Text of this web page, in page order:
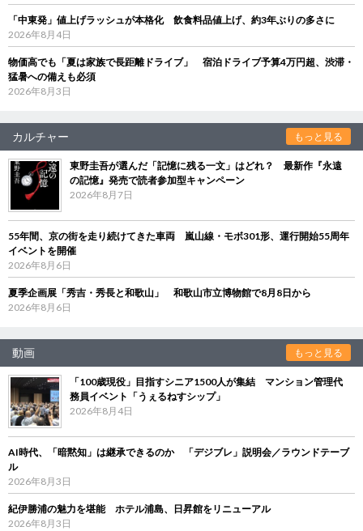
「中東発」値上げラッシュが本格化 飲食料品値上げ、約3年ぶりの多さに
2026年8月4日
物価高でも「夏は家族で長距離ドライブ」 宿泊ドライブ予算4万円超、渋滞・
猛暑への備えも必須
2026年8月3日
カルチャー もっと見る
東野圭吾が選んだ「記憶に残る一文」はどれ？ 最新作『永遠
の記憶』発売で読者参加型キャンペーン
2026年8月7日
55年間、京の街を走り続けてきた車両 嵐山線・モボ301形、運行開始55周年
イベントを開催
2026年8月6日
夏季企画展「秀吉・秀長と和歌山」 和歌山市立博物館で8月8日から
2026年8月6日
動画 もっと見る
「100歳現役」目指すシニア1500人が集結 マンション管理代
務員イベント「うぇるねすシップ」
2026年8月4日
AI時代、「暗黙知」は継承できるのか 「デジブレ」説明会／ラウンドテーブ
ル
2026年8月3日
紀伊勝浦の魅力を堪能 ホテル浦島、日昇館をリニューアル
2026年8月3日